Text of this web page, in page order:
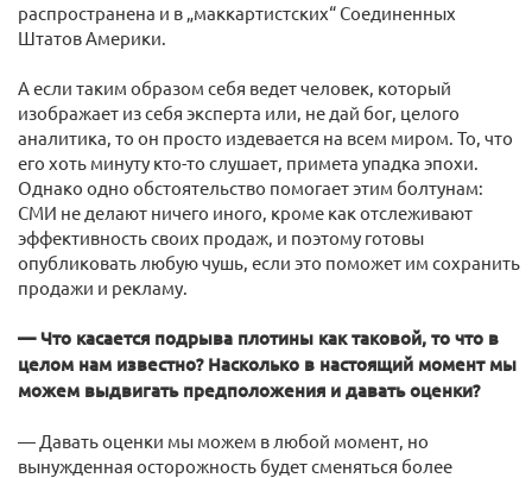
распространена и в „маккартистских“ Соединенных
Штатов Америки.
А если таким образом себя ведет человек, который
изображает из себя эксперта или, не дай бог, целого
аналитика, то он просто издевается на всем миром. То, что
его хоть минуту кто-то слушает, примета упадка эпохи.
Однако одно обстоятельство помогает этим болтунам:
СМИ не делают ничего иного, кроме как отслеживают
эффективность своих продаж, и поэтому готовы
опубликовать любую чушь, если это поможет им сохранить
продажи и рекламу.
— Что касается подрыва плотины как таковой, то что в
целом нам известно? Насколько в настоящий момент мы
можем выдвигать предположения и давать оценки?
— Давать оценки мы можем в любой момент, но
вынужденная осторожность будет сменяться более